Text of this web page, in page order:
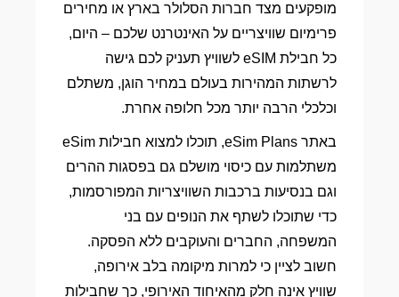
מופקעים מצד חברות הסלולר בארץ או מחירים
פרימיום שוויצריים על האינטרנט שלכם – היום,
כל חבילת eSIM לשוויץ תעניק לכם גישה
לרשתות המהירות בעולם במחיר הוגן, משתלם
וכלכלי הרבה יותר מכל חלופה אחרת.
באתר eSim Plans, תוכלו למצוא חבילות eSim
משתלמות עם כיסוי מושלם גם בפסגות ההרים
וגם בנסיעות ברכבות השוויצריות המפורסמות,
כדי שתוכלו לשתף את הנופים עם בני
המשפחה, החברים והעוקבים ללא הפסקה.
חשוב לציין כי למרות מיקומה בלב אירופה,
שוויץ אינה חלק מהאיחוד האירופי, כך שחבילות